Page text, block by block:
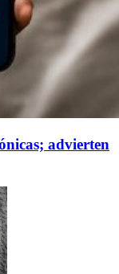
advierten